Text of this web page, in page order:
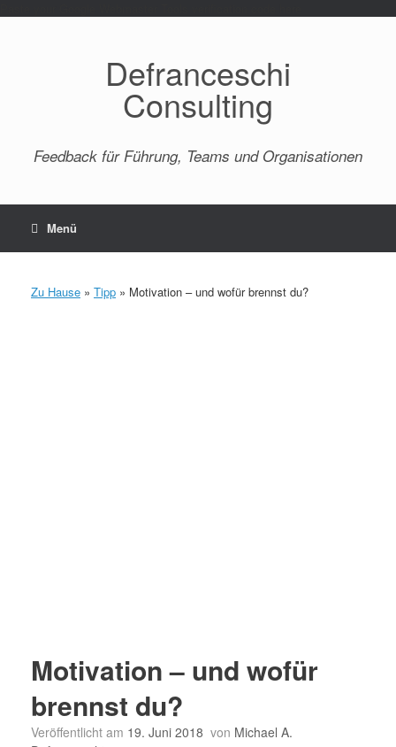
Defranceschi
Consulting
Feedback für Führung, Teams und Organisationen
Menü
Zu Hause » Tipp » Motivation – und wofür brennst du?
Motivation – und wofür
brennst du?
Veröffentlicht am 19. Juni 2018 von Michael A.